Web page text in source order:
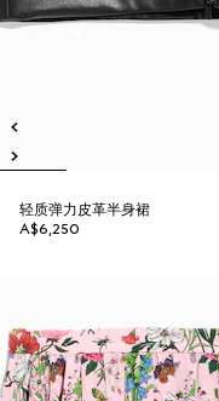
轻质弹力皮革半身裙
A$6,250